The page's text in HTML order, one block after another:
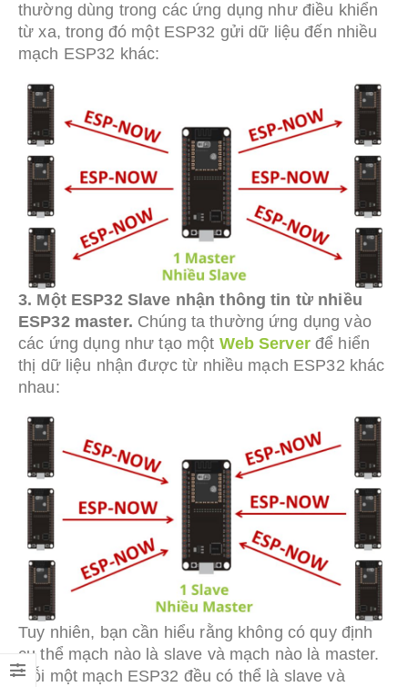
thường dùng trong các ứng dụng như điều khiển
từ xa, trong đó một ESP32 gửi dữ liệu đến nhiều
mạch ESP32 khác:
3. Một ESP32 Slave nhận thông tin từ nhiều
ESP32 master. Chúng ta thường ứng dụng vào
các ứng dụng như tạo một Web Server để hiển
thị dữ liệu nhận được từ nhiều mạch ESP32 khác
nhau:
Tuy nhiên, bạn cần hiểu rằng không có quy định
cụ thể mạch nào là slave và mạch nào là master.
Mỗi một mạch ESP32 đều có thể là slave và